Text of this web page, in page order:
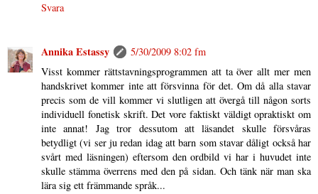
Svara
Annika Estassy
5/30/2009 8:02 fm
Visst kommer rättstavningsprogrammen att ta över allt mer men
handskrivet kommer inte att försvinna för det. Om då alla stavar
precis som de vill kommer vi slutligen att övergå till någon sorts
individuell fonetisk skrift. Det vore faktiskt väldigt opraktiskt om
inte annat! Jag tror dessutom att läsandet skulle försvåras
betydligt (vi ser ju redan idag att barn som stavar dåligt också har
svårt med läsningen) eftersom den ordbild vi har i huvudet inte
skulle stämma överrens med den på sidan. Och tänk när man ska
lära sig ett främmande språk...